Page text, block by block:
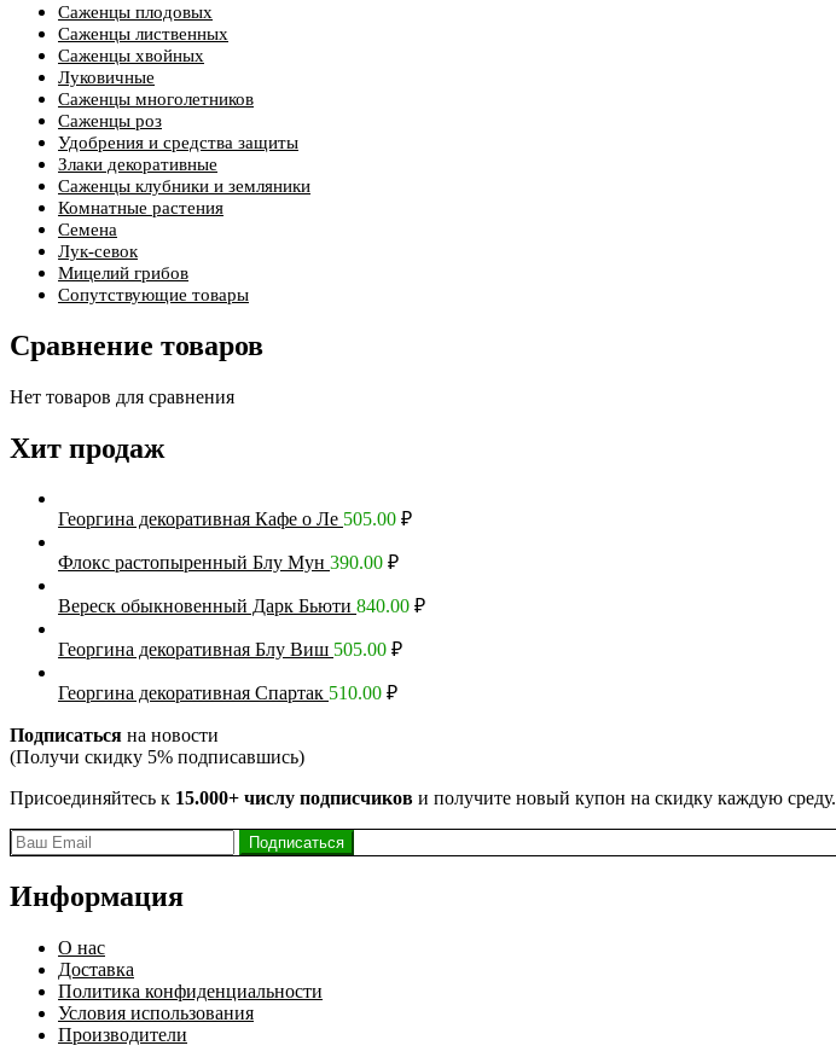
Саженцы плодовых
Саженцы лиственных
Саженцы хвойных
Луковичные
Саженцы многолетников
Саженцы роз
Удобрения и средства защиты
Злаки декоративные
Саженцы клубники и земляники
Комнатные растения
Семена
Лук-севок
Мицелий грибов
Сопутствующие товары
Сравнение товаров
Нет товаров для сравнения
Хит продаж
Георгина декоративная Кафе о Ле 505.00 ₽
Флокс растопыренный Блу Мун 390.00 ₽
Вереск обыкновенный Дарк Бьюти 840.00 ₽
Георгина декоративная Блу Виш 505.00 ₽
Георгина декоративная Спартак 510.00 ₽
Подписаться на новости
(Получи скидку 5% подписавшись)
Присоединяйтесь к 15.000+ числу подписчиков и получите новый купон на скидку каждую среду.
Информация
О нас
Доставка
Политика конфиденциальности
Условия использования
Производители